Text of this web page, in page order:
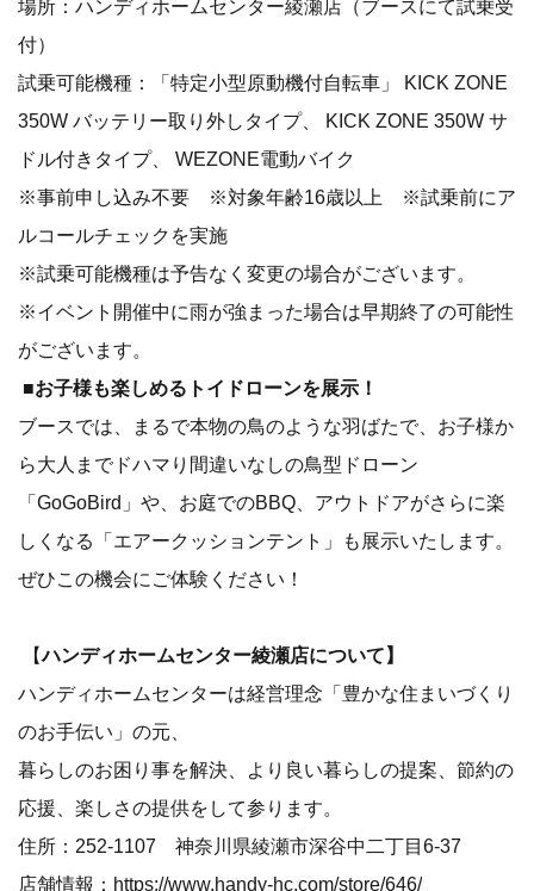
場所：ハンディホームセンター綾瀬店（ブースにて試乗受
付）
試乗可能機種：「特定小型原動機付自転車」 KICK ZONE
350W バッテリー取り外しタイプ、 KICK ZONE 350W サ
ドル付きタイプ、 WEZONE電動バイク
※事前申し込み不要 ※対象年齢16歳以上 ※試乗前にア
ルコールチェックを実施
※試乗可能機種は予告なく変更の場合がございます。
※イベント開催中に雨が強まった場合は早期終了の可能性
がございます。
■お子様も楽しめるトイドローンを展示！
ブースでは、まるで本物の鳥のような羽ばたで、お子様か
ら大人までドハマり間違いなしの鳥型ドローン
「GoGoBird」や、お庭でのBBQ、アウトドアがさらに楽
しくなる「エアークッションテント」も展示いたします。
ぜひこの機会にご体験ください！
【ハンディホームセンター綾瀬店について】
ハンディホームセンターは経営理念「豊かな住まいづくり
のお手伝い」の元、
暮らしのお困り事を解決、より良い暮らしの提案、節約の
応援、楽しさの提供をして参ります。
住所：252-1107 神奈川県綾瀬市深谷中二丁目6-37
店舗情報： https://www.handy-hc.com/store/646/